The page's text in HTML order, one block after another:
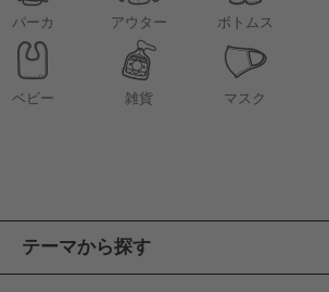
パーカ アウター ボトムス
ベビー 雑貨 マスク
テーマから探す